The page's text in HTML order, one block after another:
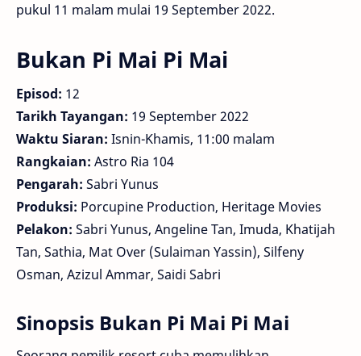
pukul 11 malam mulai 19 September 2022.
Bukan Pi Mai Pi Mai
Episod: 12
Tarikh Tayangan: 19 September 2022
Waktu Siaran: Isnin-Khamis, 11:00 malam
Rangkaian: Astro Ria 104
Pengarah: Sabri Yunus
Produksi: Porcupine Production, Heritage Movies
Pelakon: Sabri Yunus, Angeline Tan, Imuda, Khatijah
Tan, Sathia, Mat Over (Sulaiman Yassin), Silfeny
Osman, Azizul Ammar, Saidi Sabri
Sinopsis Bukan Pi Mai Pi Mai